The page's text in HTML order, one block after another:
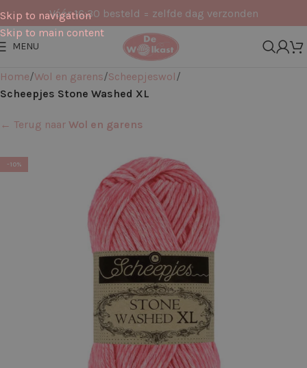
Skip to navigation
Skip to main content
Vóór 16:30 besteld = zelfde dag verzonden
MENU
Home Wol en garens Scheepjeswol
Scheepjes Stone Washed XL
← Terug naar Wol en garens
-10%